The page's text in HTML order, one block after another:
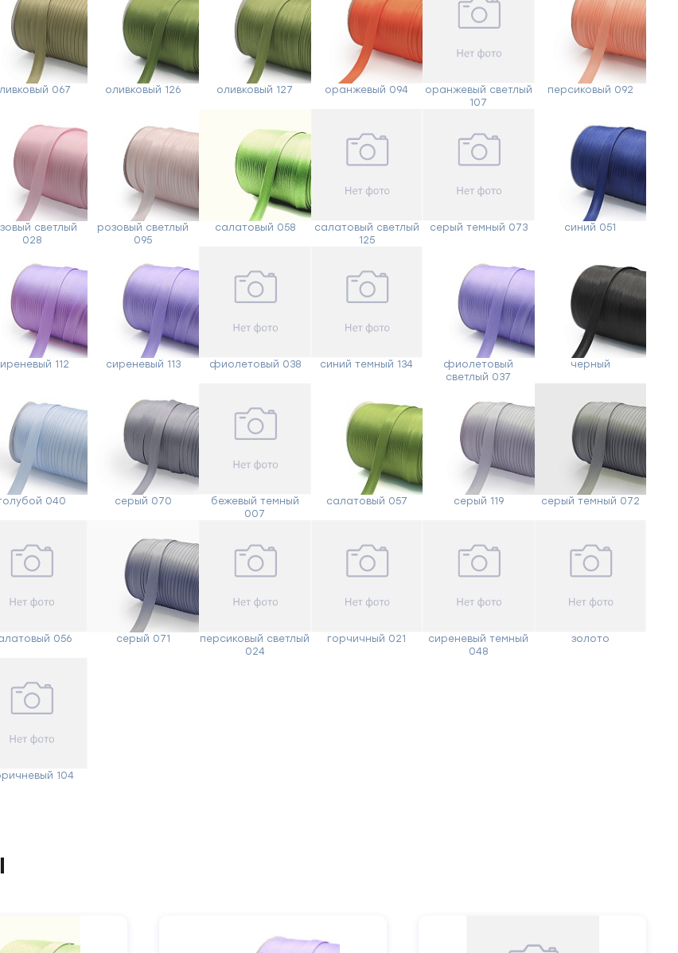
067 оливковый 126 оливковый 127 оранжевый 094
оранжевый светлый
107
персиковый 092
светлый
028
розовый светлый
095
салатовый 058
салатовый светлый
125
серый темный 073 синий 051
112 сиреневый 113 фиолетовый 038 синий темный 134
фиолетовый
светлый 037
черный
040 серый 070
бежевый темный
007
салатовый 057 серый 119 серый темный 072
056 серый 071
персиковый светлый
024
горчичный 021
сиреневый темный
048
золото
104
Форма
обратной
связи
Заполните
форму,
и
вам
перезвоним
Ваше
имя